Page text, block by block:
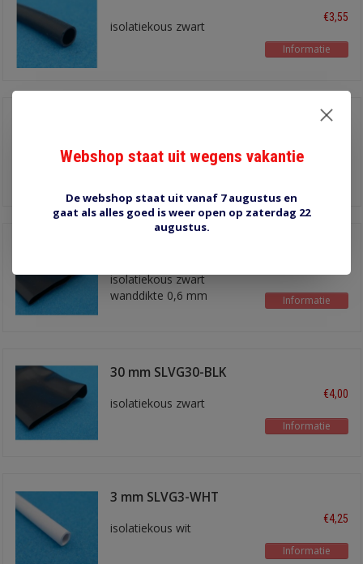
isolatiekous zwart
€3,55
Informatie
isolatiekous transparant
isolatiekous zwart
wanddikte 0,6 mm
Informatie
30 mm SLVG30-BLK
isolatiekous zwart
€4,00
Informatie
3 mm SLVG3-WHT
isolatiekous wit
€4,25
Informatie
Webshop staat uit wegens vakantie
De webshop staat uit vanaf 7 augustus en
gaat als alles goed is weer open op zaterdag 22
augustus.